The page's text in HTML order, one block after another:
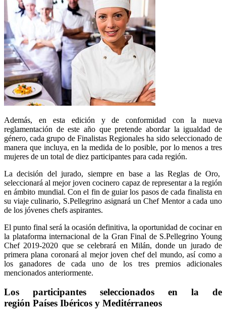
Además, en esta edición y de conformidad con la nueva
reglamentación de este año que pretende abordar la igualdad de
género, cada grupo de Finalistas Regionales ha sido seleccionado de
manera que incluya, en la medida de lo posible, por lo menos a tres
mujeres de un total de diez participantes para cada región.
La decisión del jurado, siempre en base a las Reglas de Oro,
seleccionará al mejor joven cocinero capaz de representar a la región
en ámbito mundial. Con el fin de guiar los pasos de cada finalista en
su viaje culinario, S.Pellegrino asignará un Chef Mentor a cada uno
de los jóvenes chefs aspirantes.
El punto final será la ocasión definitiva, la oportunidad de cocinar en
la plataforma internacional de la Gran Final de S.Pellegrino Young
Chef 2019-2020 que se celebrará en Milán, donde un jurado de
primera plana coronará al mejor joven chef del mundo, así como a
los ganadores de cada uno de los tres premios adicionales
mencionados anteriormente.
Los participantes seleccionados en la de
región Países Ibéricos y Meditérraneos